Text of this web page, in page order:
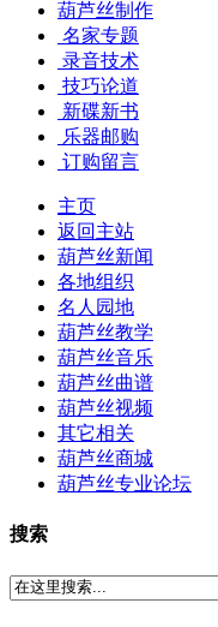
葫芦丝制作
名家专题
录音技术
技巧论道
新碟新书
乐器邮购
订购留言
主页
返回主站
葫芦丝新闻
各地组织
名人园地
葫芦丝教学
葫芦丝音乐
葫芦丝曲谱
葫芦丝视频
其它相关
葫芦丝商城
葫芦丝专业论坛
搜索